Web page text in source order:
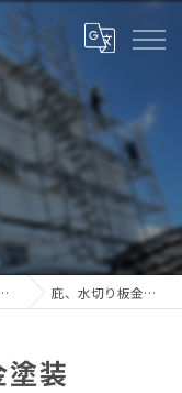
庇、水切り板金塗装
装